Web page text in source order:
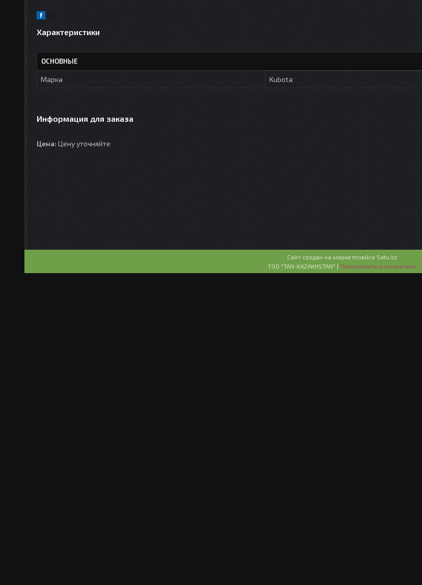
Характеристики
ОСНОВНЫЕ
Марка Kubota
Информация для заказа
Цена: Цену уточняйте
Сайт создан на маркетплейсе Satu.kz
ТОО "TAN-KAZAKHSTAN" | Пожаловаться на контент